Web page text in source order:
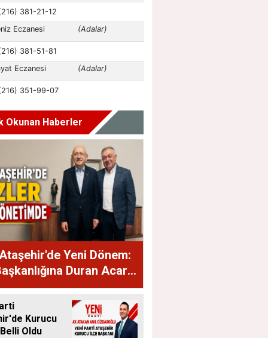
Okunan Haberler
Yeni Dönem:
Duran Acar
Kurucu
Oldu